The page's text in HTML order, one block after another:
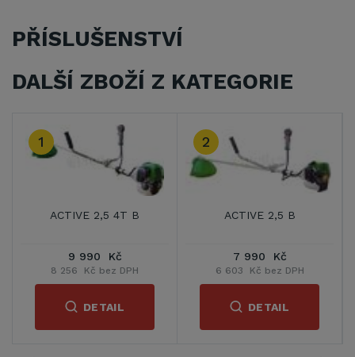
PŘÍSLUŠENSTVÍ
DALŠÍ ZBOŽÍ Z KATEGORIE
1
ACTIVE 2,5 4T B
9 990 Kč
8 256 Kč bez DPH
DETAIL
2
ACTIVE 2,5 B
7 990 Kč
6 603 Kč bez DPH
DETAIL